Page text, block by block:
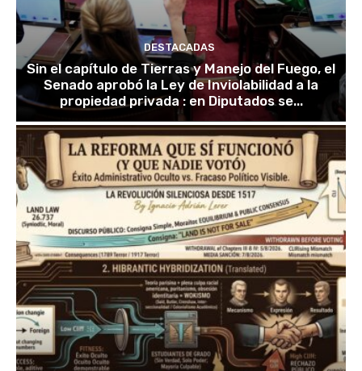
DESTACADAS
Sin el capítulo de Tierras y Manejo del Fuego, el
Senado aprobó la Ley de Inviolabilidad a la
propiedad privada : en Diputados se...